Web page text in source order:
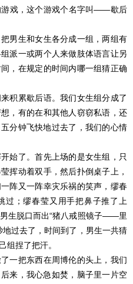
游戏，这个游戏个名字叫――歇后
生和女生各分成一组，两组有
派一或两个人来做肢体语言让另
，在规定的时间内哪一组猜正确
累歇后语。我们女生组分成了
，有的在和其他人窃窃私语，还
分钟飞快地过去了，我们的心情
了。首先上场的是女生组，只
挥动着双手，然后扑倒桌子上，
阵又一阵幸灾乐祸的笑声，缪春
过；缪春莹又用手把鼻子推了上
生脱口而出“猪八戒照镜子――里
过去了，时间到了，男生一共猜
组捏了把汗。
把东西在周博伦的头上，我们
来，我心急如焚，脑子里一片空